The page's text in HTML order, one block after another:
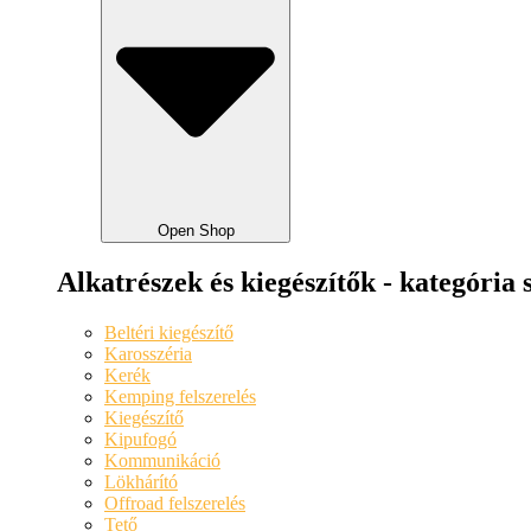
Open Shop
Alkatrészek és kiegészítők - kategória
Beltéri kiegészítő
Karosszéria
Kerék
Kemping felszerelés
Kiegészítő
Kipufogó
Kommunikáció
Lökhárító
Offroad felszerelés
Tető